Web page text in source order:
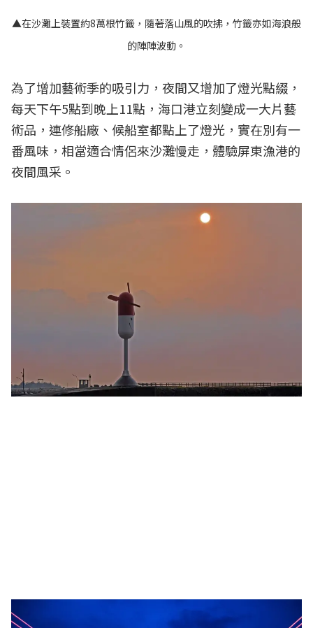
▲在沙灘上裝置約8萬根竹籤，隨著落山風的吹拂，竹籤亦如海浪般
的陣陣波動。
為了增加藝術季的吸引力，夜間又增加了燈光點綴，
每天下午5點到晚上11點，海口港立刻變成一大片藝
術品，連修船廠、候船室都點上了燈光，實在別有一
番風味，相當適合情侶來沙灘慢走，體驗屏東漁港的
夜間風采。